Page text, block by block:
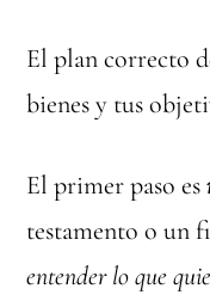
El plan correcto
bienes y tus
El primer paso es
testamento o un
entender lo que